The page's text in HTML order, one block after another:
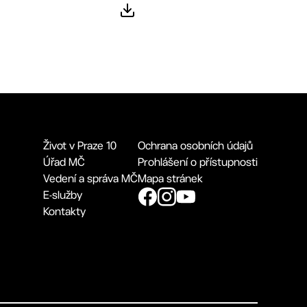
Život v Praze 10
Úřad MČ
Vedení a správa MČ
E-služby
Kontakty
Ochrana osobních údajů
Prohlášení o přístupnosti
Mapa stránek